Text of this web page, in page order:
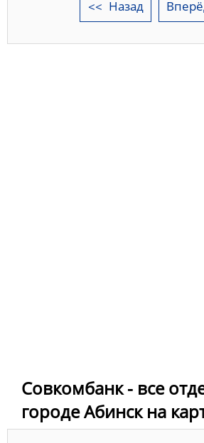
Назад
Совкомбанк - все
городе Абинск на